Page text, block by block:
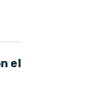
el